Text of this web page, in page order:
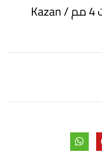
مقلاية 24 سم جرانيت 4 مم Kazan /